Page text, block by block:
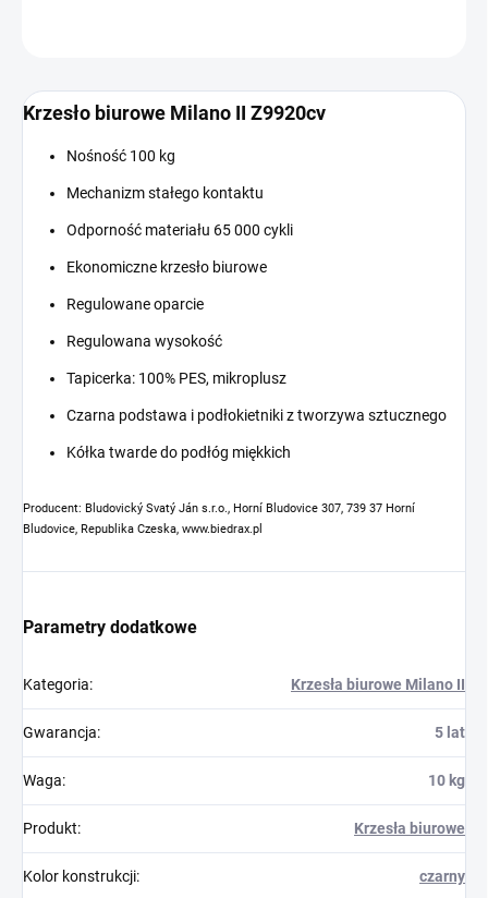
Krzesło biurowe Milano II Z9920cv
Nośność 100 kg
Mechanizm stałego kontaktu
Odporność materiału 65 000 cykli
Ekonomiczne krzesło biurowe
Regulowane oparcie
Regulowana wysokość
Tapicerka: 100% PES, mikroplusz
Czarna podstawa i podłokietniki z tworzywa sztucznego
Kółka twarde do podłóg miękkich
Producent: Bludovický Svatý Ján s.r.o., Horní Bludovice 307, 739 37 Horní
Bludovice, Republika Czeska, www.biedrax.pl
Parametry dodatkowe
Kategoria: Krzesła biurowe Milano II
Gwarancja: 5 lat
Waga: 10 kg
Produkt: Krzesła biurowe
Kolor konstrukcji: czarny